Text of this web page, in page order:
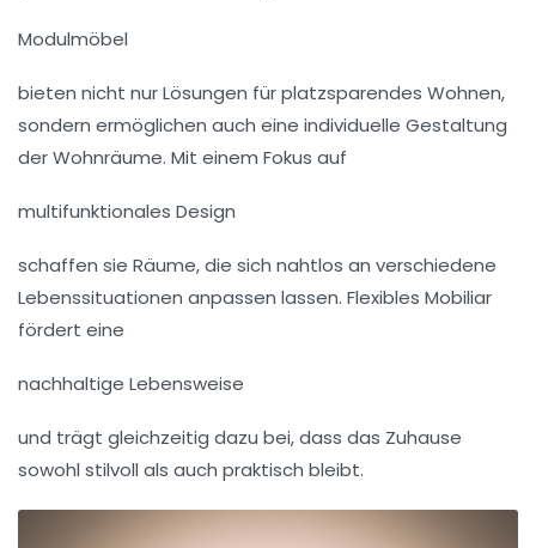
Modulmöbel
bieten nicht nur Lösungen für platzsparendes Wohnen,
sondern ermöglichen auch eine individuelle Gestaltung
der Wohnräume. Mit einem Fokus auf
multifunktionales Design
schaffen sie Räume, die sich nahtlos an verschiedene
Lebenssituationen anpassen lassen. Flexibles Mobiliar
fördert eine
nachhaltige Lebensweise
und trägt gleichzeitig dazu bei, dass das Zuhause
sowohl stilvoll als auch praktisch bleibt.